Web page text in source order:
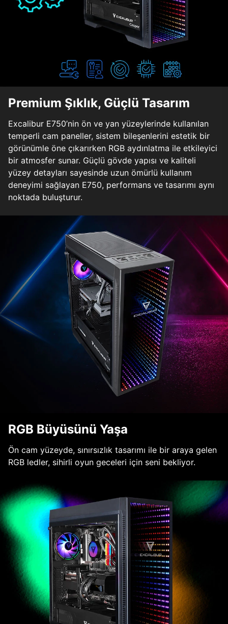
Premium Şıklık, Güçlü Tasarım
Excalibur E750’nin ön ve yan yüzeylerinde kullanılan
temperli cam paneller, sistem bileşenlerini estetik bir
görünümle öne çıkarırken RGB aydınlatma ile etkileyici
bir atmosfer sunar. Güçlü gövde yapısı ve kaliteli
yüzey detayları sayesinde uzun ömürlü kullanım
deneyimi sağlayan E750, performans ve tasarımı aynı
noktada buluşturur.
RGB Büyüsünü Yaşa
Ön cam yüzeyde, sınırsızlık tasarımı ile bir araya gelen
RGB ledler, sihirli oyun geceleri için seni bekliyor.